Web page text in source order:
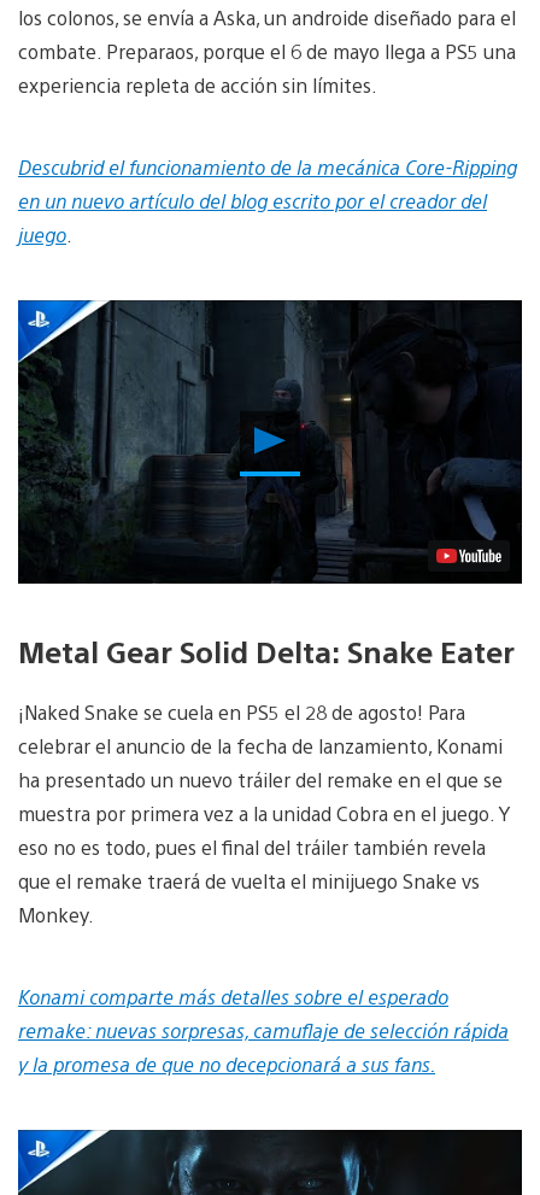
los colonos, se envía a Aska, un androide diseñado para el
combate. Preparaos, porque el 6 de mayo llega a PS5 una
experiencia repleta de acción sin límites.
Descubrid el funcionamiento de la mecánica Core-Ripping
en un nuevo artículo del blog escrito por el creador del
juego
Reproducir
vídeo
Metal Gear Solid Delta: Snake Eater
¡Naked Snake se cuela en PS5 el 28 de agosto! Para
celebrar el anuncio de la fecha de lanzamiento, Konami
ha presentado un nuevo tráiler del remake en el que se
muestra por primera vez a la unidad Cobra en el juego. Y
eso no es todo, pues el final del tráiler también revela
que el remake traerá de vuelta el minijuego Snake vs
Monkey.
Konami comparte más detalles sobre el esperado
remake: nuevas sorpresas, camuflaje de selección rápida
y la promesa de que no decepcionará a sus fans.